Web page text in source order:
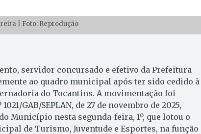
| Foto: Reprodução
servidor concursado e efetivo da Prefeitura
ao quadro municipal após ter sido cedido à
do Tocantins. A movimentação foi
GAB/SEPLAN, de 27 de novembro de 2025,
Município nesta segunda-feira, 1º, que lotou o
de Turismo, Juventude e Esportes, na função